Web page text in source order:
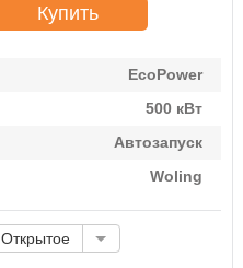
Купить
EcoPower
500 кВт
Автозапуск
Woling
Открытое